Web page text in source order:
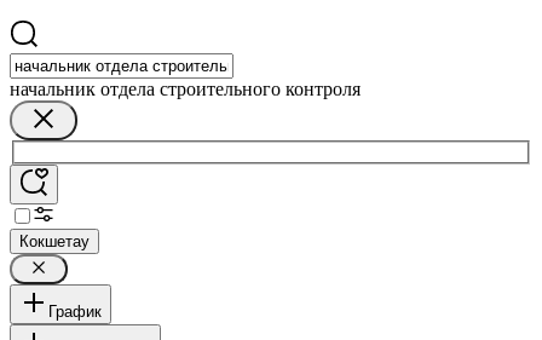
начальник отдела строительного контроля
Кокшетау
График